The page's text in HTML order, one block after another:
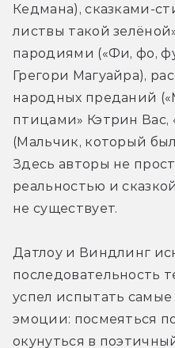
Кедмана), сказками-
листвы такой
пародиями («Фи, фо,
Грегори Магуайра),
народных преданий
птицами» Кэтрин Вас,
(Мальчик, который
Здесь авторы не
реальностью и
не существует.
Датлоу и Виндлинг
последовательность
успел испытать
эмоции: посмеяться
окунуться в